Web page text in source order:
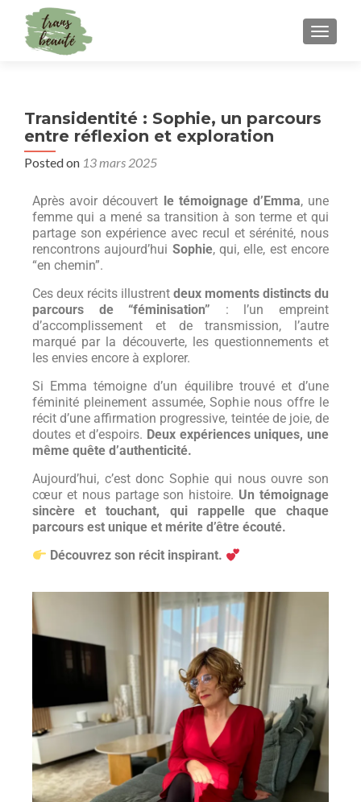
Transidentité : Sophie, un parcours
entre réflexion et exploration
Posted on 13 mars 2025
Après avoir découvert le témoignage d’Emma, une
femme qui a mené sa transition à son terme et qui
partage son expérience avec recul et sérénité, nous
rencontrons aujourd’hui Sophie, qui, elle, est encore
“en chemin”.
Ces deux récits illustrent deux moments distincts du
parcours de “féminisation” : l’un empreint
d’accomplissement et de transmission, l’autre
marqué par la découverte, les questionnements et
les envies encore à explorer.
Si Emma témoigne d’un équilibre trouvé et d’une
féminité pleinement assumée, Sophie nous offre le
récit d’une affirmation progressive, teintée de joie, de
doutes et d’espoirs. Deux expériences uniques, une
même quête d’authenticité.
Aujourd’hui, c’est donc Sophie qui nous ouvre son
cœur et nous partage son histoire. Un témoignage
sincère et touchant, qui rappelle que chaque
parcours est unique et mérite d’être écouté.
Découvrez son récit inspirant.